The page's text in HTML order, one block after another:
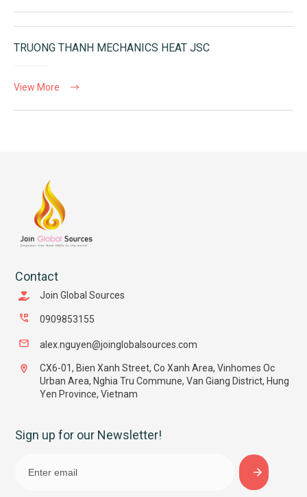
TRUONG THANH MECHANICS HEAT JSC
View More
Contact
Join Global Sources
0909853155
alex.nguyen@joinglobalsources.com
CX6-01, Bien Xanh Street, Co Xanh Area, Vinhomes Oc
Urban Area, Nghia Tru Commune, Van Giang District, Hung
Yen Province, Vietnam
Sign up for our Newsletter!